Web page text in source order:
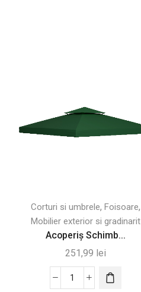
Corturi si umbrele,Foisoare,
Mobilier exterior si gradinarit
Acoperiș Schimb...
251,99 lei
Cantitate